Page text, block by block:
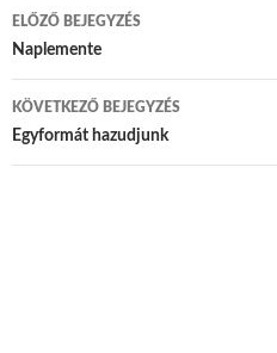
Bejegyzés navigáció
ELŐZŐ BEJEGYZÉS
Naplemente
KÖVETKEZŐ BEJEGYZÉS
Egyformát hazudjunk